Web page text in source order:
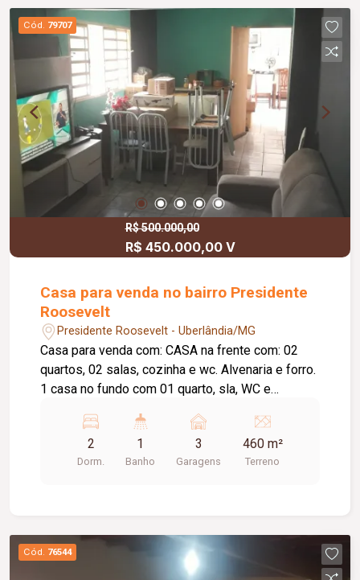
sendo a medida 13,5 x 40 metros. Agende sua
visita!
Cód. 79707
R$ 500.000,00
R$ 450.000,00 V
Casa para venda no bairro Presidente
Roosevelt
Presidente Roosevelt - Uberlândia/MG
Casa para venda com: CASA na frente com: 02
quartos, 02 salas, cozinha e wc. Alvenaria e forro.
1 casa no fundo com 01 quarto, sla, WC e
Garagem para 03 carros
2
Dorm.
1
Banho
3
Garagens
460 m²
Terreno
Cód. 76544